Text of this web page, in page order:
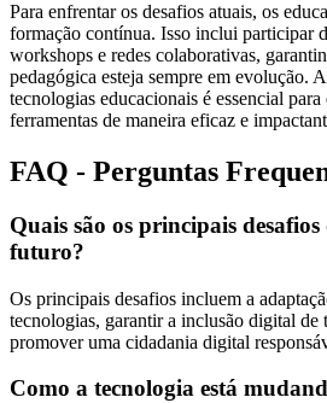
Para enfrentar os desafios atuais, os
formação contínua. Isso inclui participar
workshops e redes colaborativas,
pedagógica esteja sempre em evolução.
tecnologias educacionais é essencial
ferramentas de maneira eficaz e
FAQ - Perguntas
Quais são os principais
futuro?
Os principais desafios incluem a
tecnologias, garantir a inclusão digital de
promover uma cidadania digital
Como a tecnologia está